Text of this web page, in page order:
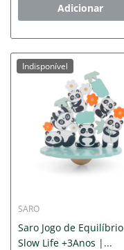
Adicionar
Indisponível
SARO
Saro Jogo de Equilíbrio
Slow Life +3Anos |...